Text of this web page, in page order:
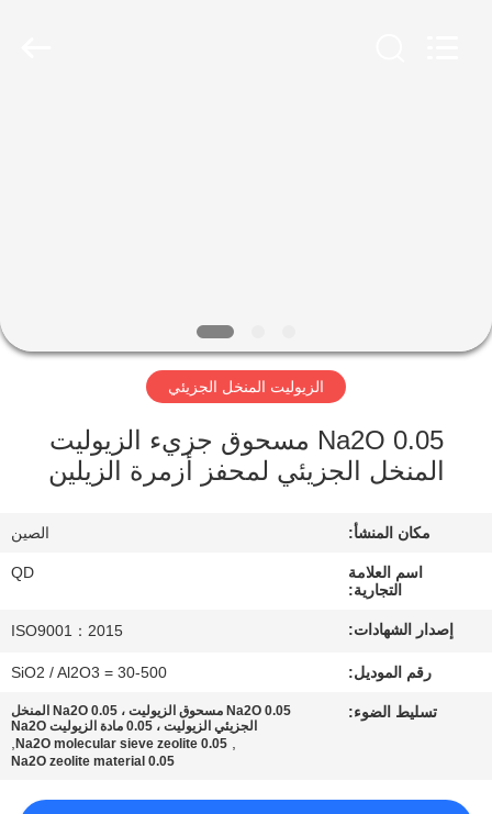
جولة
المعمل
جودة
اتصل
أخبار
حالات
الزيوليت المنخل الجزيئي
0.05 Na2O مسحوق جزيء الزيوليت
المنخل الجزيئي لمحفز أزمرة الزيلين
مكان المنشأ: الصين
اسم العلامة
التجارية:
QD
إصدار الشهادات: ISO9001：2015
رقم الموديل: SiO2 / Al2O3 = 30-500
تسليط الضوء:
0.05 Na2O مسحوق الزيوليت ، 0.05 Na2O المنخل
الجزيئي الزيوليت ، 0.05 مادة الزيوليت Na2O
,
0.05 Na2O molecular sieve zeolite
,
0.05 Na2O zeolite material